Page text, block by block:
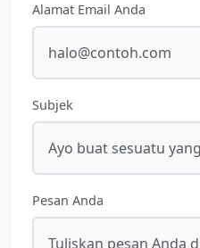
Alamat Email Anda
Subjek
Pesan Anda